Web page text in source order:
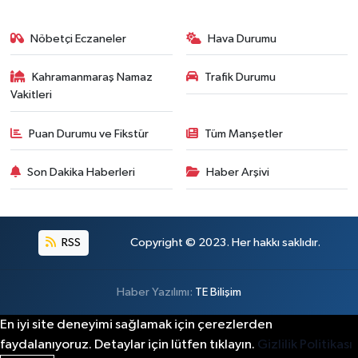
Nöbetçi Eczaneler Hava Durumu
Kahramanmaraş Namaz
Vakitleri
Trafik Durumu
Puan Durumu ve Fikstür Tüm Manşetler
Son Dakika Haberleri Haber Arşivi
RSS Copyright © 2023. Her hakkı saklıdır.
Haber Yazılımı: TE Bilişim
En iyi site deneyimi sağlamak için çerezlerden
faydalanıyoruz. Detaylar için lütfen tıklayın. Gizlilik Politikası